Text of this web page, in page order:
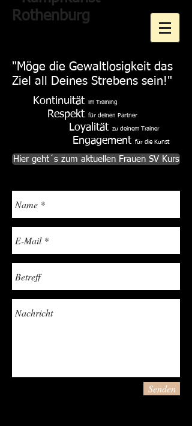
Rothenburg
"Möge die Gewaltlosigkeit das
Ziel all Deines Strebens sein!"
Kontinuität im Training
Respekt für deinen Partner
Loyalität zu deinem Trainer
Engagement für die Kunst
Hier geht´s zum aktuellen Frauen SV Kurs
Senden